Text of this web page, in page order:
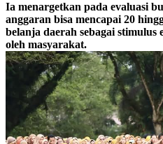
Ia menargetkan pada evaluasi
anggaran bisa mencapai 20
belanja daerah sebagai stimulus
oleh masyarakat.